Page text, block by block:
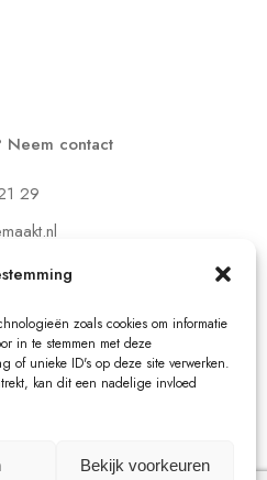
zoals cookies om informatie
in te stemmen met deze
of unieke ID's op deze site verwerken.
kan dit een nadelige invloed
Bekijk voorkeuren
Neem contact
29